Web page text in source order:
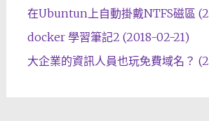
在Ubuntun上自動掛戴NTFS磁區
docker 學習筆記2 (2018-02-21)
大企業的資訊人員也玩免費域名？